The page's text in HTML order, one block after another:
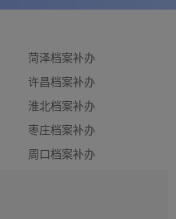
菏泽档案补办
许昌档案补办
淮北档案补办
枣庄档案补办
周口档案补办